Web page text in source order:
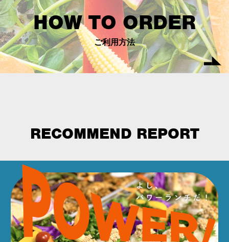
HOW TO ORDER
ご利用方法
RECOMMEND REPORT